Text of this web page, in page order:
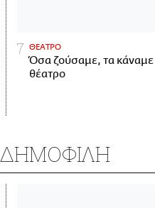
ΘΕΑΤΡΟ
Όσα ζούσαμε, τα κάναμε
θέατρο
ΔΗΜΟΦΙΛΗ